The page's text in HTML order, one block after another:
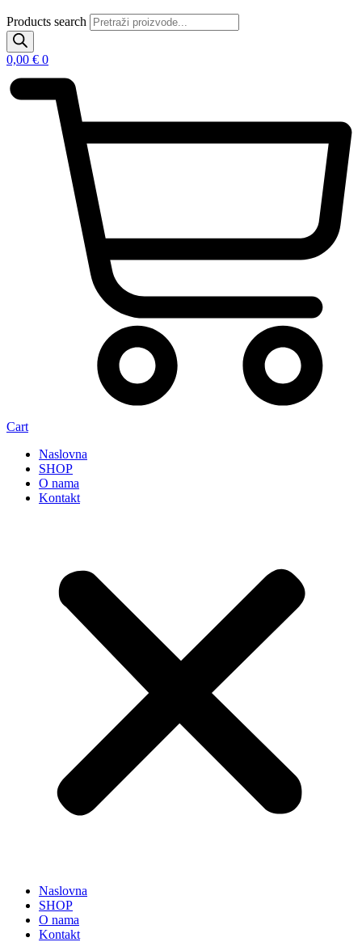
Products search
0,00 € 0
Cart
Naslovna
SHOP
O nama
Kontakt
Naslovna
SHOP
O nama
Kontakt